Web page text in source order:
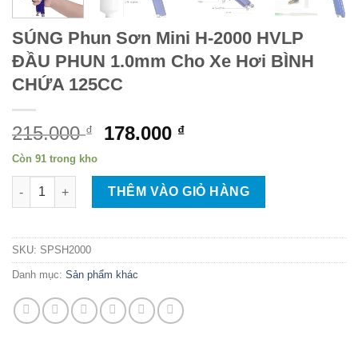
SÚNG Phun Sơn Mini H-2000 HVLP
ĐẦU PHUN 1.0mm Cho Xe Hơi BÌNH
CHỨA 125CC
215.000₫
Giá
là:
215.000 ₫.
178.000 ₫Giá
tại
là:
178.000 ₫.
Còn 91 trong kho
SÚNG Phun Sơn Mini H-2000 HVLP ĐẦU PHUN 1.0mm Cho Xe
THÊM VÀO GIỎ HÀNG
SKU: SPSH2000
Danh mục: Sản phẩm khác